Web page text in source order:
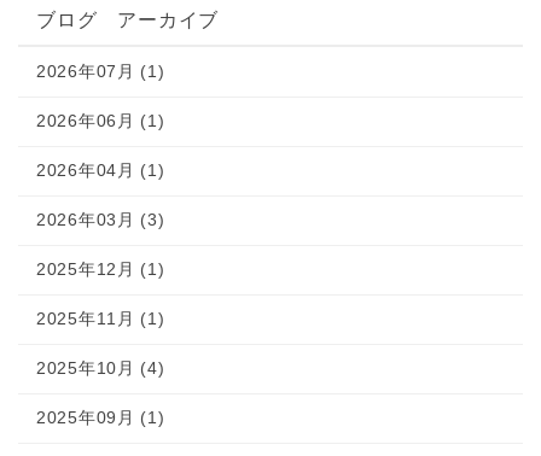
ブログ アーカイブ
2026年07月 (1)
2026年06月 (1)
2026年04月 (1)
2026年03月 (3)
2025年12月 (1)
2025年11月 (1)
2025年10月 (4)
2025年09月 (1)